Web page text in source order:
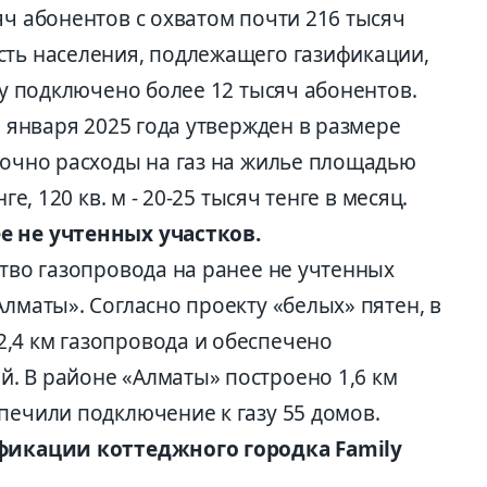
абонентов с охватом почти 216 тысяч
населения, подлежащего газификации,
подключено более 12 тысяч абонентов.
2025 года утвержден в размере
расходы на газ на жилье площадью
120 кв. м - 20-25 тысяч тенге в месяц.
не учтенных участков.
газопровода на ранее не учтенных
Согласно проекту «белых» пятен, в
км газопровода и обеспечено
В районе «Алматы» построено 1,6 км
подключение к газу 55 домов.
коттеджного городка Family